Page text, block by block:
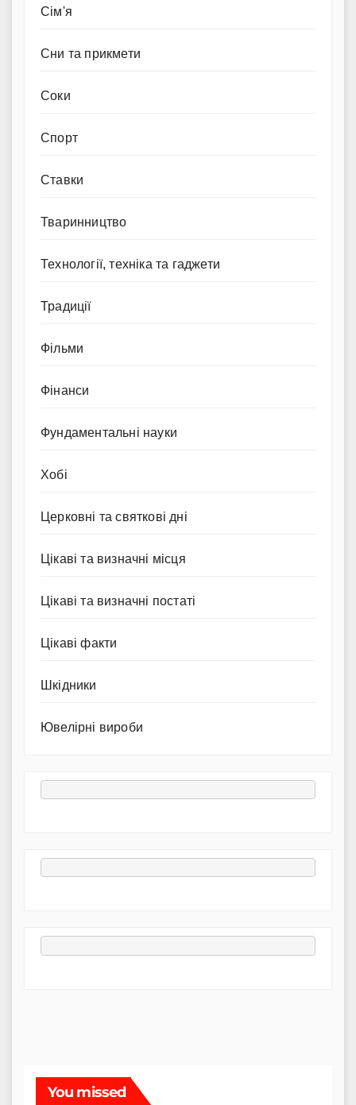
Сім'я
Сни та прикмети
Соки
Спорт
Ставки
Тваринництво
Технології, техніка та гаджети
Традиції
Фільми
Фінанси
Фундаментальні науки
Хобі
Церковні та святкові дні
Цікаві та визначні місця
Цікаві та визначні постаті
Цікаві факти
Шкідники
Ювелірні вироби
You missed